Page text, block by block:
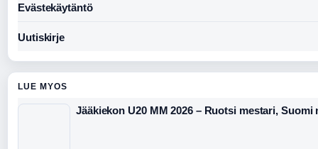
Evästekäytäntö
Uutiskirje
LUE MYOS
Jääkiekon U20 MM 2026 – Ruotsi mestari, Suomi